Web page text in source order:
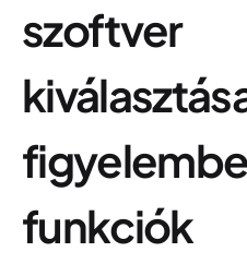
szoftver
funkciók